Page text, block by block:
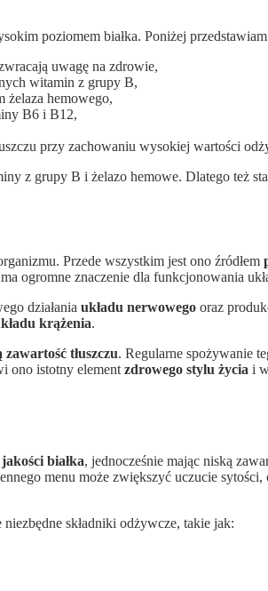
poziomem białka. Poniżej
uwagę na zdrowie,
witamin z grupy B,
żelaza hemowego,
B6 i B12,
przy zachowaniu wysokiej wartości
z grupy B i żelazo hemowe. Dlatego też
Przede wszystkim jest ono źródłem
ogromne znaczenie dla funkcjonowania
działania układu nerwowego oraz
krążenia.
zawartość tłuszczu. Regularne spożywanie
ono istotny element zdrowego stylu życia i
białka, jednocześnie mając niską
menu może zwiększyć uczucie
składniki odżywcze, takie jak: